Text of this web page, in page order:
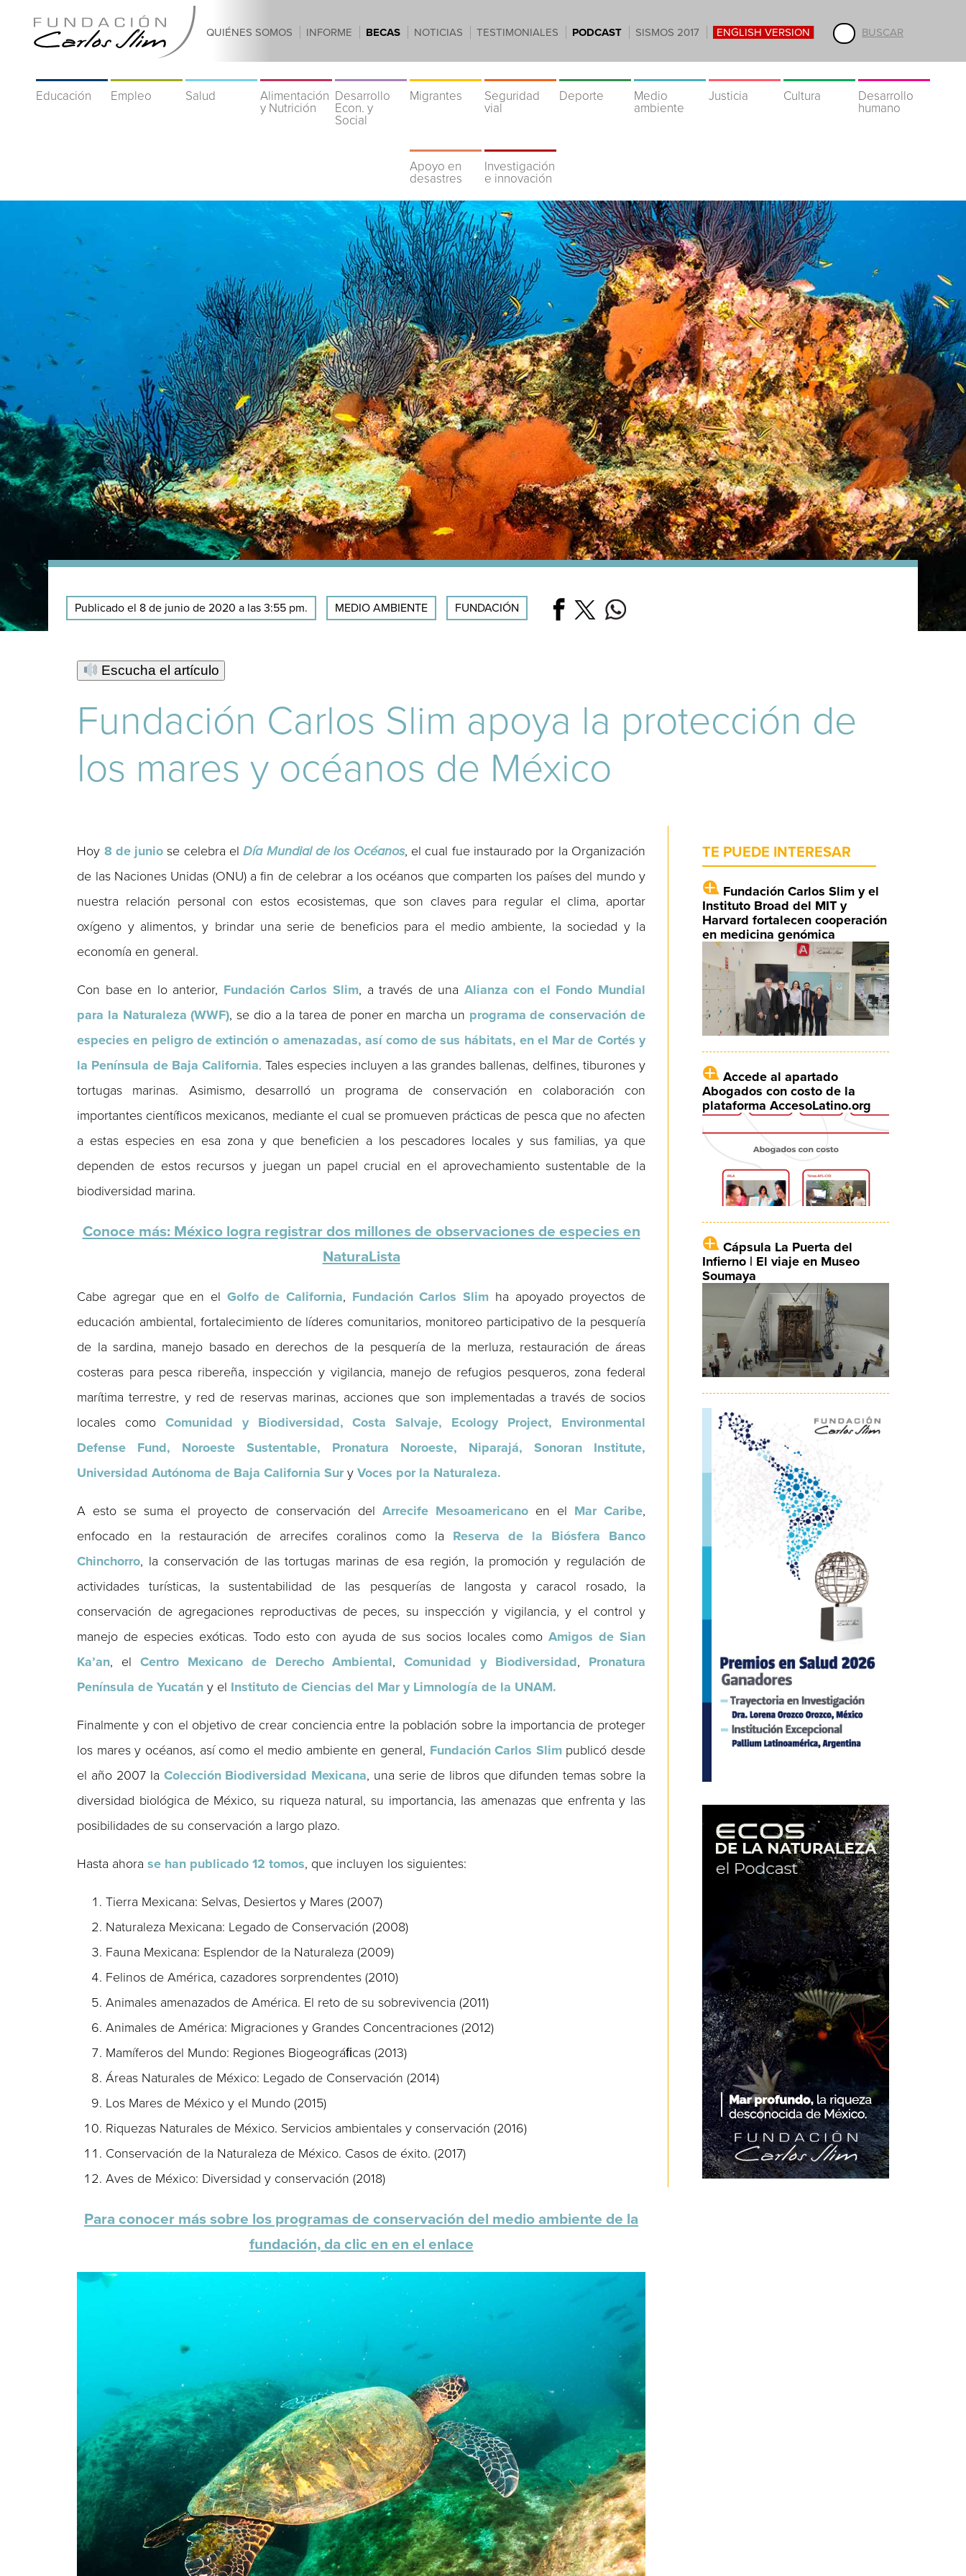
BUSCAR
QUIÉNES SOMOS INFORME BECAS NOTICIAS TESTIMONIALES PODCAST SISMOS 2017 ENGLISH VERSION
Educación Empleo Salud
Alimentación
y Nutrición
Desarrollo
Econ. y
Social
Migrantes
Seguridad
vial
Deporte
Medio
ambiente
Justicia Cultura
Desarrollo
humano
Apoyo en
desastres
Investigación
e innovación
Publicado el 8 de junio de 2020 a las 3:55 pm. MEDIO AMBIENTE FUNDACIÓN
Escucha el artículo
Fundación Carlos Slim apoya la protección de
los mares y océanos de México
Hoy 8 de junio se celebra elDía Mundial de los Océanos, el cual fue instaurado por la Organización
de las Naciones Unidas (ONU) a fin de celebrar a los océanos que comparten los países del mundo y
nuestra relación personal con estos ecosistemas, que son claves para regular el clima, aportar
oxígeno y alimentos, y brindar una serie de beneficios para el medio ambiente, la sociedad y la
economía en general.
Con base en lo anterior, Fundación Carlos Slim, a través de una Alianza con el Fondo Mundial
para la Naturaleza (WWF), se dio a la tarea de poner en marcha un programa de conservación de
especies en peligro de extinción o amenazadas, así como de sus hábitats, en el Mar de Cortés y
la Península de Baja California. Tales especies incluyen a las grandes ballenas, delfines, tiburones y
tortugas marinas. Asimismo, desarrolló un programa de conservación en colaboración con
importantes científicos mexicanos, mediante el cual se promueven prácticas de pesca que no afecten
a estas especies en esa zona y que beneficien a los pescadores locales y sus familias, ya que
dependen de estos recursos y juegan un papel crucial en el aprovechamiento sustentable de la
biodiversidad marina.
Conoce más: México logra registrar dos millones de observaciones de especies en
NaturaLista
Cabe agregar que en el Golfo de California, Fundación Carlos Slim ha apoyado proyectos de
educación ambiental, fortalecimiento de líderes comunitarios, monitoreo participativo de la pesquería
de la sardina, manejo basado en derechos de la pesquería de la merluza, restauración de áreas
costeras para pesca ribereña, inspección y vigilancia, manejo de refugios pesqueros, zona federal
marítima terrestre, y red de reservas marinas, acciones que son implementadas a través de socios
locales como Comunidad y Biodiversidad, Costa Salvaje, Ecology Project, Environmental
Defense Fund, Noroeste Sustentable, Pronatura Noroeste, Niparajá, Sonoran Institute,
Universidad Autónoma de Baja California Sury Voces por la Naturaleza.
A esto se suma el proyecto de conservación delArrecife Mesoamericano en el Mar Caribe,
enfocado en la restauración de arrecifes coralinos como la Reserva de la Biósfera Banco
Chinchorro, la conservación de las tortugas marinas de esa región, la promoción y regulación de
actividades turísticas, la sustentabilidad de las pesquerías de langosta y caracol rosado, la
conservación de agregaciones reproductivas de peces, su inspección y vigilancia, y el control y
manejo de especies exóticas. Todo esto con ayuda de sus socios locales como Amigos de Sian
Ka’an, el Centro Mexicano de Derecho Ambiental,Comunidad y Biodiversidad, Pronatura
Península de Yucatán y el Instituto de Ciencias del Mar y Limnología de la UNAM.
Finalmente y con el objetivo de crear conciencia entre la población sobre la importancia de proteger
los mares y océanos, así como el medio ambiente en general, Fundación Carlos Slimpublicó desde
el año 2007 la Colección Biodiversidad Mexicana, una serie de libros que difunden temas sobre la
diversidad biológica de México, su riqueza natural, su importancia, las amenazas que enfrenta y las
posibilidades de su conservación a largo plazo.
Hasta ahorase han publicado 12 tomos, que incluyen los siguientes:
Tierra Mexicana: Selvas, Desiertos y Mares (2007)
Naturaleza Mexicana: Legado de Conservación (2008)
Fauna Mexicana: Esplendor de la Naturaleza (2009)
Felinos de América, cazadores sorprendentes (2010)
Animales amenazados de América. El reto de su sobrevivencia (2011)
Animales de América: Migraciones y Grandes Concentraciones (2012)
Mamíferos del Mundo: Regiones Biogeográﬁcas (2013)
Áreas Naturales de México: Legado de Conservación (2014)
Los Mares de México y el Mundo (2015)
Riquezas Naturales de México. Servicios ambientales y conservación (2016)
Conservación de la Naturaleza de México. Casos de éxito. (2017)
Aves de México: Diversidad y conservación (2018)
Para conocer más sobre los programas de conservación del medio ambiente de la
fundación, da clic en en el enlace
TE PUEDE INTERESAR
Fundación Carlos Slim y el
Instituto Broad del MIT y
Harvard fortalecen cooperación
en medicina genómica
Accede al apartado
Abogados con costo de la
plataforma AccesoLatino.org
Cápsula La Puerta del
Infierno | El viaje en Museo
Soumaya